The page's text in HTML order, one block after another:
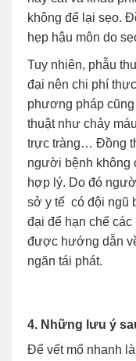
không để lại sẹo.
hẹp hậu môn do
Tuy nhiên, phẫu
đại nên chi phí
phương pháp cũng
thuật như chảy
trực tràng… Đồng
người bệnh không
hợp lý. Do đó
sở y tế có đội ngũ
đại để hạn chế
được hướng dẫn
ngăn tái phát.
4. Những lưu ý
Để vết mổ nhanh